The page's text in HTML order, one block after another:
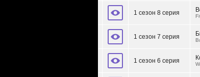
1 сезон 8 серия
1 сезон 7 серия
1 сезон 6 серия